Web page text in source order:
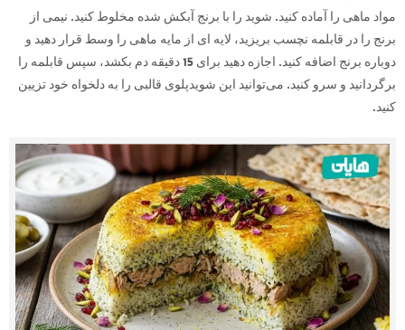
مواد ماهی را آماده کنید. شوید را با برنج آبکش شده مخلوط کنید. نیمی از
برنج را در قابلمه نچسب بریزید، لایه ای از مایه ماهی را وسط قرار دهید و
دوباره برنج اضافه کنید. اجازه دهید برای 15 دقیقه دم بکشد، سپس قابلمه را
برگردانید و سرو کنید. می‌توانید این شویدپلوی قالبی را به دلخواه خود تزیین
کنید.